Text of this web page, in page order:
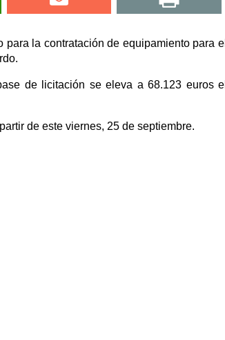
la contratación de equipamiento para el
de licitación se eleva a 68.123 euros el
de este viernes, 25 de septiembre.